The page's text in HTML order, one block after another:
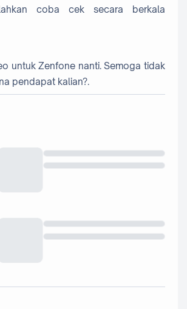
coba cek secara berkala
untuk Zenfone nanti. Semoga tidak
pendapat kalian?.